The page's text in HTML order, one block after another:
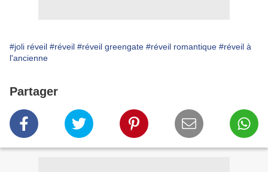
#joli réveil #réveil #réveil greengate #réveil romantique #réveil à
l'ancienne
Partager